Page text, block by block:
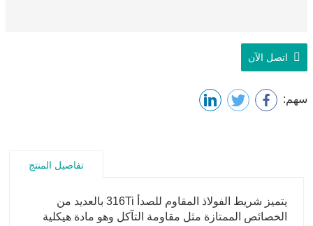
اتصل الآن
سهم:
تفاصيل المنتج
يتميز شريط الفولاذ المقاوم للصدأ 316Ti بالعديد من
الخصائص الممتازة مثل مقاومة التآكل وهو مادة هيكلية